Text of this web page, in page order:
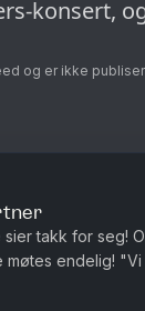
konsert,
og er ikke
takk for seg!
og